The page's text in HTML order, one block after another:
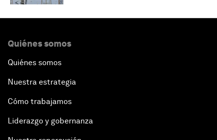
Quiénes somos
Quiénes somos
Nuestra estrategia
Cómo trabajamos
Liderazgo y gobernanza